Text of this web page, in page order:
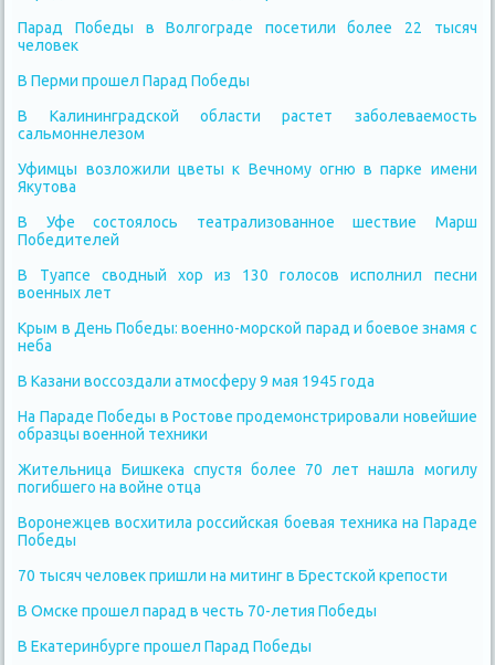
Парад Победы в Волгограде посетили более 22 тысяч
человек
В Перми прошел Парад Победы
В Калининградской области растет заболеваемость
сальмоннелезом
Уфимцы возложили цветы к Вечному огню в парке имени
Якутова
В Уфе состоялось театрализованное шествие Марш
Победителей
В Туапсе сводный хор из 130 голосов исполнил песни
военных лет
Крым в День Победы: военно-морской парад и боевое знамя с
неба
В Казани воссоздали атмосферу 9 мая 1945 года
На Параде Победы в Ростове продемонстрировали новейшие
образцы военной техники
Жительница Бишкека спустя более 70 лет нашла могилу
погибшего на войне отца
Воронежцев восхитила российская боевая техника на Параде
Победы
70 тысяч человек пришли на митинг в Брестской крепости
В Омске прошел парад в честь 70-летия Победы
В Екатеринбурге прошел Парад Победы